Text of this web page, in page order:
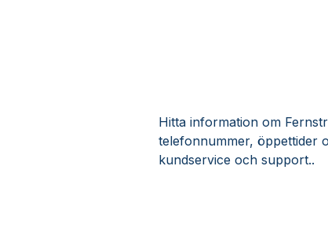
Hitta information om
telefonnummer, öppettider
kundservice och support..